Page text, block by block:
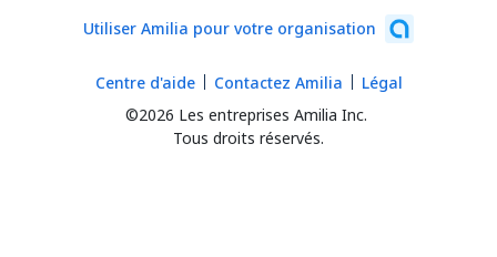
Utiliser Amilia pour votre organisation
©2026 Les entreprises Amilia Inc.
Tous droits réservés.
Centre d'aide Contactez Amilia Légal